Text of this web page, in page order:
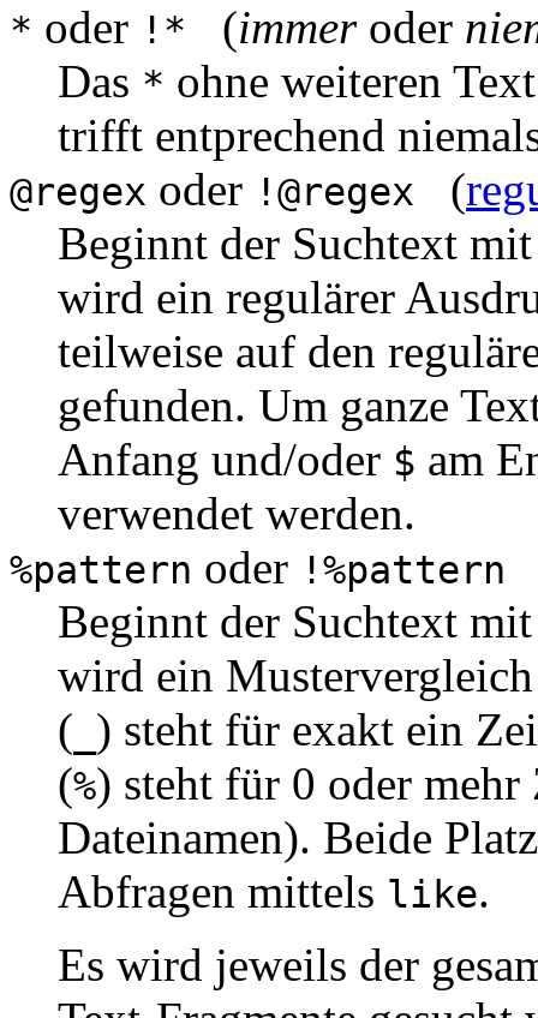
* oder !* (immeroder
Das * ohne weiteren
trifft entprechend
@regex oder !@regex (
Beginnt der Suchtext
wird ein regulärer
teilweise auf den
gefunden. Um ganze
Anfang und/oder $ am
verwendet werden.
%pattern oder !%pattern
Beginnt der Suchtext
wird ein
( ) steht für exakt ein
(%) steht für 0 oder
Dateinamen). Beide
Abfragen mittels like.
Es wird jeweils der